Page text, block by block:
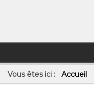
Vous êtes ici : Accueil